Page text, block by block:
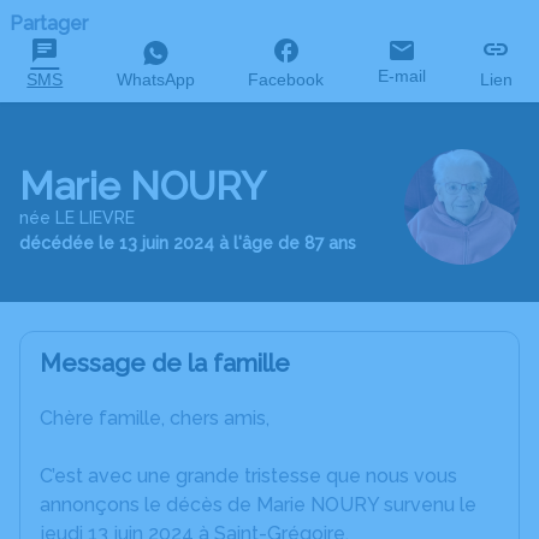
Partager
SMS WhatsApp Facebook E-mail Lien
Marie NOURY
née LE LIEVRE
décédée le 13 juin 2024 à l'âge de 87 ans
Message de la famille
Chère famille, chers amis,
C’est avec une grande tristesse que nous vous
annonçons le décès de Marie NOURY survenu le
jeudi 13 juin 2024 à Saint-Grégoire.